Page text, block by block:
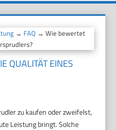
→ FAQ → Wie bewertet
QUALITÄT EINES
zu kaufen oder zweifelst,
Leistung bringt. Solche